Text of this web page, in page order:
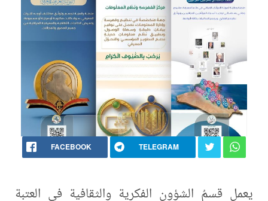
FACEBOOK TELEGRAM
يعمل قسمُ الشؤون الفكرية والثقافية في العتبة